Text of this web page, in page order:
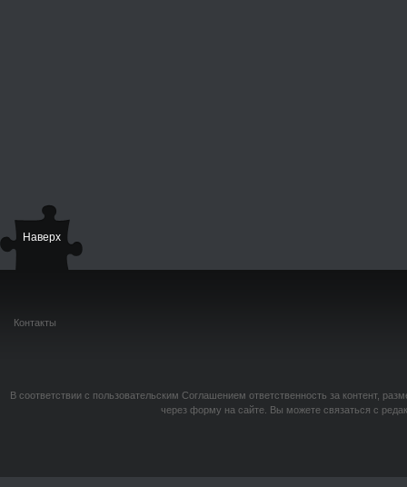
Наверх
Контакты
В соответствии с пользовательским Соглашением ответственность за контент,
через форму на сайте. Вы можете связаться с